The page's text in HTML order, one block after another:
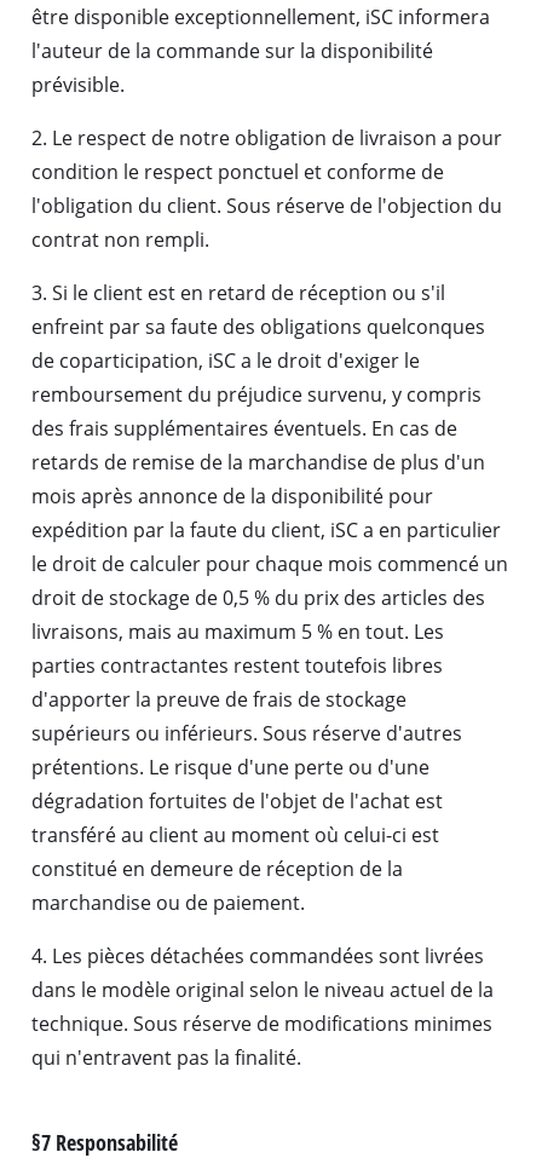
être disponible exceptionnellement, iSC informera
l'auteur de la commande sur la disponibilité
prévisible.
2. Le respect de notre obligation de livraison a pour
condition le respect ponctuel et conforme de
l'obligation du client. Sous réserve de l'objection du
contrat non rempli.
3. Si le client est en retard de réception ou s'il
enfreint par sa faute des obligations quelconques
de coparticipation, iSC a le droit d'exiger le
remboursement du préjudice survenu, y compris
des frais supplémentaires éventuels. En cas de
retards de remise de la marchandise de plus d'un
mois après annonce de la disponibilité pour
expédition par la faute du client, iSC a en particulier
le droit de calculer pour chaque mois commencé un
droit de stockage de 0,5 % du prix des articles des
livraisons, mais au maximum 5 % en tout. Les
parties contractantes restent toutefois libres
d'apporter la preuve de frais de stockage
supérieurs ou inférieurs. Sous réserve d'autres
prétentions. Le risque d'une perte ou d'une
dégradation fortuites de l'objet de l'achat est
transféré au client au moment où celui-ci est
constitué en demeure de réception de la
marchandise ou de paiement.
4. Les pièces détachées commandées sont livrées
dans le modèle original selon le niveau actuel de la
technique. Sous réserve de modifications minimes
qui n'entravent pas la finalité.
§7 Responsabilité